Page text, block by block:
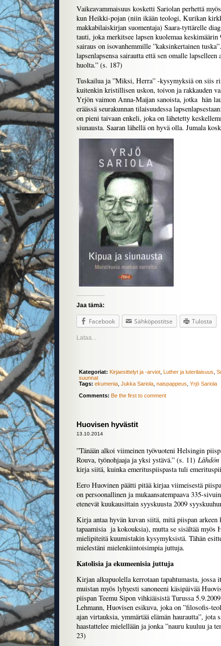
Vaikeavammaisuus kosketti Sariolan perhettä
kun Heikki-pojan (niin ikään teologi, Kurikan
makkabilaiskirjan suomentaja) Saara-tyttärelle
tauti, joka merkitsee lapsen kuolemaa keskimäärin
sairaus on isovanhemmille ”kaksinkertainen
lapsenlapsensa sairautta että sen omalle lapselleen
huolta.” (s. 187)
Tuskailua ja ”Miksi, Herra” -kysymyksiä on siis
kuitenkin kristillisen uskon, toivon ja rakkauden
Yrjön vaimon Anna-Maijan sanoista, jotka hän
eräässä seurakunnan tilaisuudessa
on pieni taivaan enkeli, joka on lähetetty
siunausta. Saaran lähellä on hyvä olla. Jumala
Jaa tämä:
Facebook Sähköpostitse Tulosta
Lataa...
Kategoriat: Kirjaesittelyt ja -arviot Luther ja luterilaisuus
suunnat
Tags: ekumenia Jukka Sariola naispappeus Yrjö Sariola
Comments: Be the first to comment
Huovisen hyvästit
13.10.2014
”Tänään alkoi viimeinen työvuoteni Helsingin
Rouva, työnohjaaja ja yksi ystävä.” (s. 11)
kirja siitä, kuinka emerituspiispasta tuli
Eero Huovinen päätti pitää kirjaa viimeisestä
on persoonallinen ja mukaansatempaava 335-
etenevät kuukausittain syyskuusta 2009
Kirja antaa hyvän kuvan siitä, mitä piispan arkeen
tapaamisia ja kokouksia), mutta se sisältää myös
mielipiteitä kuumistakin kysymyksistä. Tähän
mielestäni mielenkiintoisimpia juttuja.
Katolisia ja ekumeenisia juttuja
Kirjan alkupuolella kerrotaan tapahtumasta, jossa
muistan myös lyhyesti sanoneeni käsipäivää
piispan Teemu Sipon vihkiäisistä Turussa
Lehmann, Huovisen esikuva, joka on ”filosofis-
ajan virtauksia, ymmärtää elämän haurautta”, jota
haastattelee mielellään ja jonka ”nauru kuuluu ja
23)